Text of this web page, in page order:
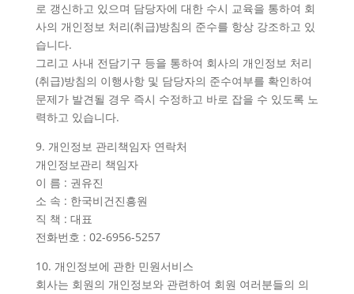
로 갱신하고 있으며 담당자에 대한 수시 교육을 통하여 회
사의 개인정보 처리(취급)방침의 준수를 항상 강조하고 있
습니다.
그리고 사내 전담기구 등을 통하여 회사의 개인정보 처리
(취급)방침의 이행사항 및 담당자의 준수여부를 확인하여
문제가 발견될 경우 즉시 수정하고 바로 잡을 수 있도록 노
력하고 있습니다.
9. 개인정보 관리책임자 연락처
개인정보관리 책임자
이 름 : 권유진
소 속 : 한국비건진흥원
직 책 : 대표
전화번호 : 02-6956-5257
10. 개인정보에 관한 민원서비스
회사는 회원의 개인정보와 관련하여 회원 여러분들의 의